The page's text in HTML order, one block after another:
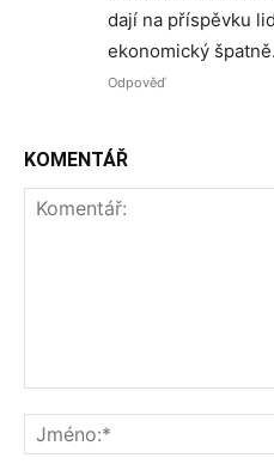
dají na příspěvku
ekonomický špatně.
Odpověď
KOMENTÁŘ